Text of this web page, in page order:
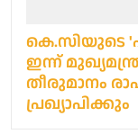
കെ.സിയുടെ
ഇന്ന്
തീരുമാനം
പ്രഖ്യാപിക്കും